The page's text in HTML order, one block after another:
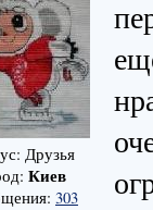
Друзья
Киев
303